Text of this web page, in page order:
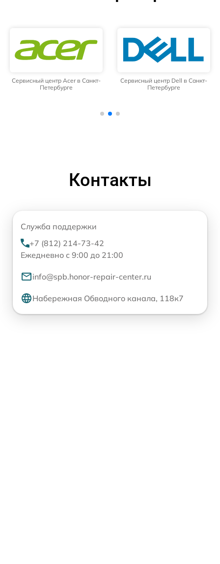
Сервисный центр Acer в Санкт-
Петербурге
Сервисный центр Dell в Санкт-
Петербурге
Контакты
Служба поддержки
+7 (812) 214-73-42
Ежедневно с 9:00 до 21:00
info@spb.honor-repair-center.ru
Набережная Обводного канала, 118к7